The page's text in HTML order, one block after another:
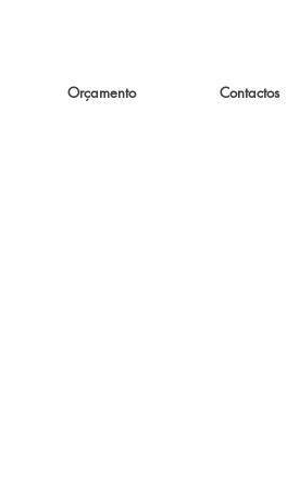
Orçamento Contactos